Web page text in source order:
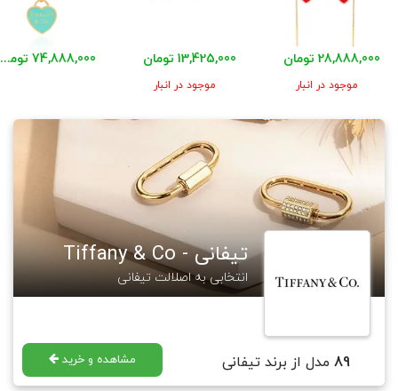
28,888,000 تومان
موجود در انبار
13,425,000 تومان
موجود در انبار
74,888,000 تومان
تیفانی - Tiffany & Co
انتخابی به اصلالت تیفانی
89 مدل از برند تیفانی مشاهده و خرید